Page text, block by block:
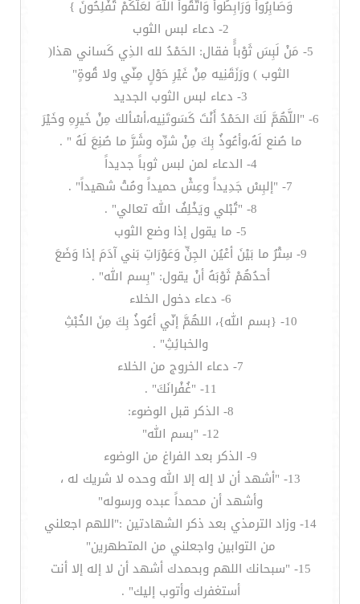
وَصَابِرُواْ وَرَابِطُواْ وَاتَّقُواْ اللّهَ لَعَلَّكُمْ تُفْلِحُونَ }
2- دعاء لبس الثوب
5- مَنْ لَبِسَ ثَوْباًً فقال: الحَمْدُ لله الذِي كَساني هذا(
الثوب ) ورَزَقَنِيه مِنْ غَيْرِ حَوْلٍ مِنّي ولا قُوةٍ"
3- دعاء لبس الثوب الجديد
6- "اللَّهُمَّ لَكَ الحَمْدُ أَنْتَ كَسَوتَنِيه،أسْألك مِنْ خَيرِهِ وخَيْرَ
ما صُنع لَهُ،وأعُوذُ بِكَ مِنْ شرِّه وشَرَّ ما صُنِعَ لَهُ " .
4- الدعاء لمن لبس ثوباً جديداً
7- "إلبِسْ جَدِيداً وعِشْ حميداً ومُتْ شهيداً" .
8- "تُبْلي ويَخْلِفُ الله تعالي" .
5- ما يقول إذا وضع الثوب
9- سِتْرُ ما بَيْنَ أعْيُن الجِنِّ وَعَوْرَاتِ بَني آدَمَ إذا وَضَعَ
أحدُهُمْ ثَوْبَهُ أنْ يقول: "بِسم الله" .
6- دعاء دخول الخلاء
10- {بسم الله}، اللهُمَّ إنّي أعُوذُ بِكَ مِنَ الخُبْثِ
والخبائِثِ" .
7- دعاء الخروج من الخلاء
11- "غُفْرانَكَ" .
8- الذكر قبل الوضوء:
12- "بسم الله"
9- الذكر بعد الفراغ من الوضوء
13- "أشهد أن لا إله إلا الله وحده لا شريك له ،
وأشهد أن محمداً عبده ورسوله"
14- وزاد الترمذي بعد ذكر الشهادتين :"اللهم اجعلني
من التوابين واجعلني من المتطهرين"
15- "سبحانك اللهم وبحمدك أشهد أن لا إله إلا أنت
أستغفرك وأتوب إليك" .